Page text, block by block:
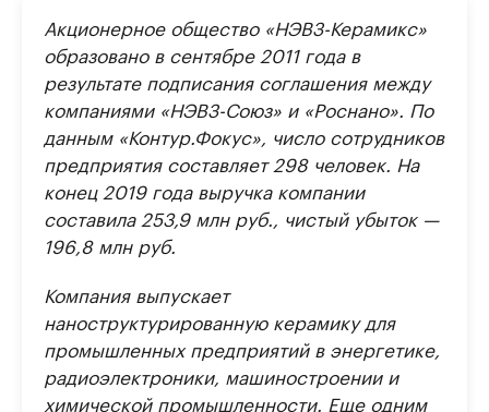
Акционерное общество «НЭВЗ-Керамикс»
образовано в сентябре 2011 года в
результате подписания соглашения между
компаниями «НЭВЗ-Союз» и «Роснано». По
данным «Контур.Фокус», число сотрудников
предприятия составляет 298 человек. На
конец 2019 года выручка компании
составила 253,9 млн руб., чистый убыток —
196,8 млн руб.
Компания выпускает
наноструктурированную керамику для
промышленных предприятий в энергетике,
радиоэлектроники, машиностроении и
химической промышленности. Еще одним